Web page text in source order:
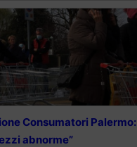
Consumatori Palermo:
abnorme”